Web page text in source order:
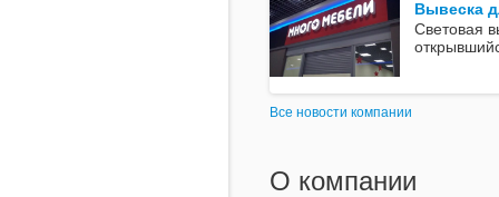
Вывеска
Световая
Все новости компании
О компании